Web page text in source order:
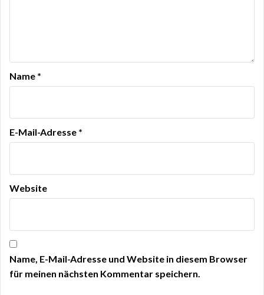
Name *
E-Mail-Adresse *
Website
Name, E-Mail-Adresse und Website in diesem Browser
für meinen nächsten Kommentar speichern.